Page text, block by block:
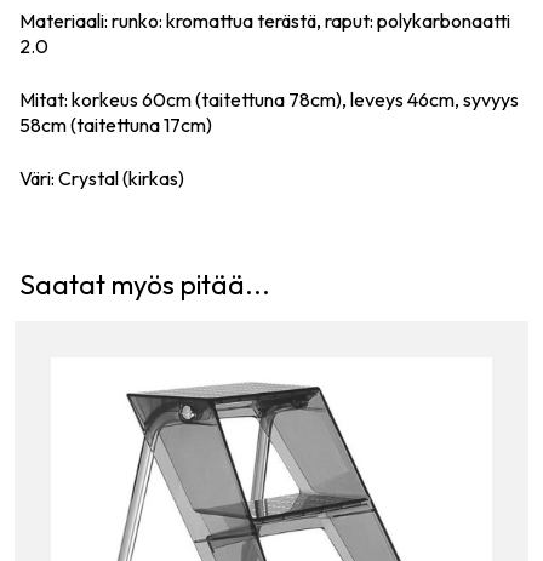
Materiaali: runko: kromattua terästä, raput: polykarbonaatti
2.0
Mitat: korkeus 60cm (taitettuna 78cm), leveys 46cm, syvyys
58cm (taitettuna 17cm)
Väri: Crystal (kirkas)
Saatat myös pitää...